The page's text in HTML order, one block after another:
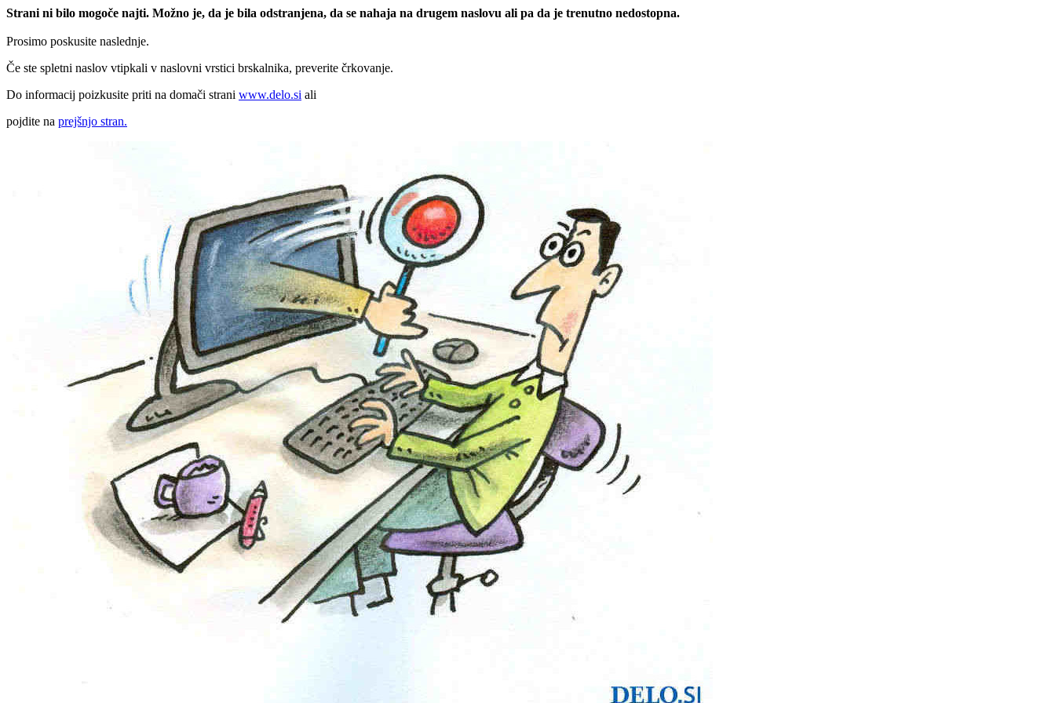
Strani ni bilo mogoče najti. Možno je, da je bila odstranjena, da se nahaja na drugem naslovu ali pa da je trenutno nedostopna.
Prosimo poskusite naslednje.
Če ste spletni naslov vtipkali v naslovni vrstici brskalnika, preverite črkovanje.
Do informacij poizkusite priti na domači strani www.delo.si ali
pojdite na prejšnjo stran.